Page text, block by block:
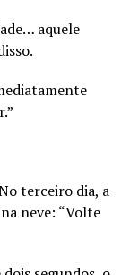
aquele
terceiro dia, a
neve: “Volte